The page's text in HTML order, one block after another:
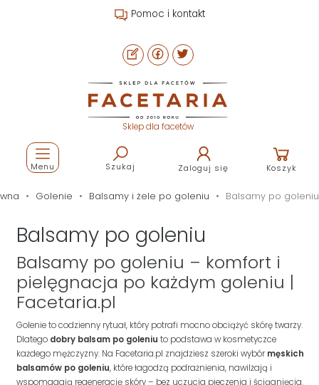
Pomoc i kontakt
Sklep dla facetów
Szukaj Zaloguj się Koszyk
Menu
Golenie Balsamy i żele po goleniu Balsamy po goleniu
Balsamy po goleniu
Balsamy po goleniu – komfort i
pielęgnacja po każdym goleniu |
Facetaria.pl
Golenie to codzienny rytuał, który potrafi mocno obciążyć skórę twarzy.
Dlatego dobry balsam po goleniu to podstawa w kosmetyczce
każdego mężczyzny. Na Facetaria.pl znajdziesz szeroki wybór męskich
balsamów po goleniu, które łagodzą podrażnienia, nawilżają i
wspomagają regenerację skóry – bez uczucia pieczenia i ściągnięcia.